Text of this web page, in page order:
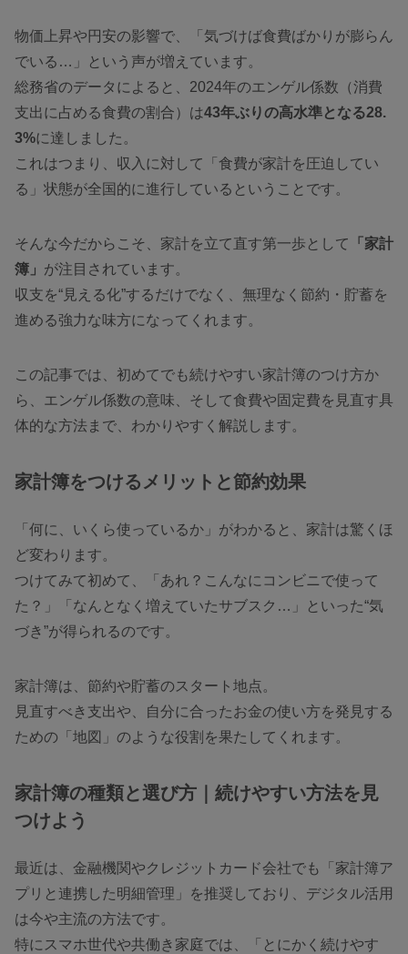
物価上昇や円安の影響で、「気づけば食費ばかりが膨らん
でいる…」という声が増えています。
総務省のデータによると、2024年のエンゲル係数（消費
支出に占める食費の割合）は43年ぶりの高水準となる28.
3%に達しました。
これはつまり、収入に対して「食費が家計を圧迫してい
る」状態が全国的に進行しているということです。
そんな今だからこそ、家計を立て直す第一歩として
「家計
簿」 が注目されています。
収支を“見える化”するだけでなく、無理なく節約・貯蓄を
進める強力な味方になってくれます。
この記事では、初めてでも続けやすい家計簿のつけ方か
ら、エンゲル係数の意味、そして食費や固定費を見直す具
体的な方法まで、わかりやすく解説します。
家計簿をつけるメリットと節約効果
「何に、いくら使っているか」がわかると、家計は驚くほ
ど変わります。
つけてみて初めて、「あれ？こんなにコンビニで使って
た？」「なんとなく増えていたサブスク…」といった“気
づき”が得られるのです。
家計簿は、節約や貯蓄のスタート地点。
見直すべき支出や、自分に合ったお金の使い方を発見する
ための「地図」のような役割を果たしてくれます。
家計簿の種類と選び方｜続けやすい方法を見
つけよう
最近は、金融機関やクレジットカード会社でも「家計簿ア
プリと連携した明細管理」を推奨しており、デジタル活用
は今や主流の方法です。
特にスマホ世代や共働き家庭では、「とにかく続けやす